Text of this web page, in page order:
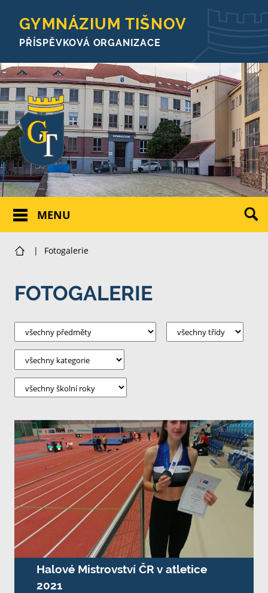
GYMNÁZIUM TIŠNOV
PŘÍSPĚVKOVÁ ORGANIZACE
MENU
| Fotogalerie
FOTOGALERIE
Halové Mistrovství ČR v atletice
2021